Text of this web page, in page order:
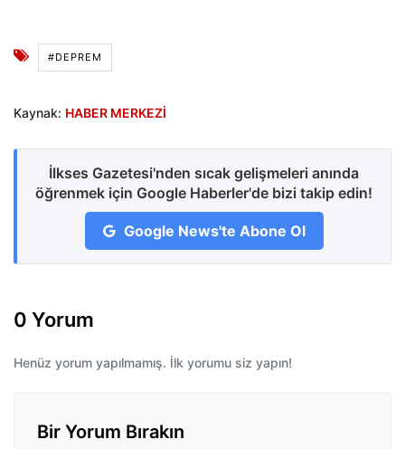
#DEPREM
Kaynak: HABER MERKEZİ
İlkses Gazetesi'nden sıcak gelişmeleri anında
öğrenmek için Google Haberler'de bizi takip edin!
Google News'te Abone Ol
0 Yorum
Henüz yorum yapılmamış. İlk yorumu siz yapın!
Bir Yorum Bırakın